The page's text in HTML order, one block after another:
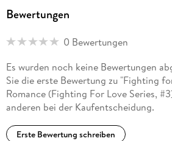
Bewertungen
0 Bewertungen
Es wurden noch keine Bewertungen
Sie die erste Bewertung zu "Fighting
Romance (Fighting For Love Series,
anderen bei der Kaufentscheidung.
Erste Bewertung schreiben